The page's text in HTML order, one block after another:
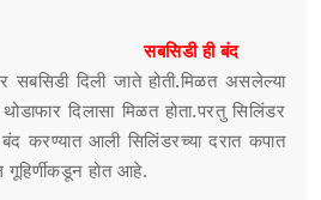
सबसिडी ही बंद
सबसिडी दिली जाते होती.मिळत असलेल्या
दिलासा मिळत होता.परतु सिलिंडर
करण्यात आली सिलिंडरच्या दरात कपात
गूहिर्णीकडून होत आहे.